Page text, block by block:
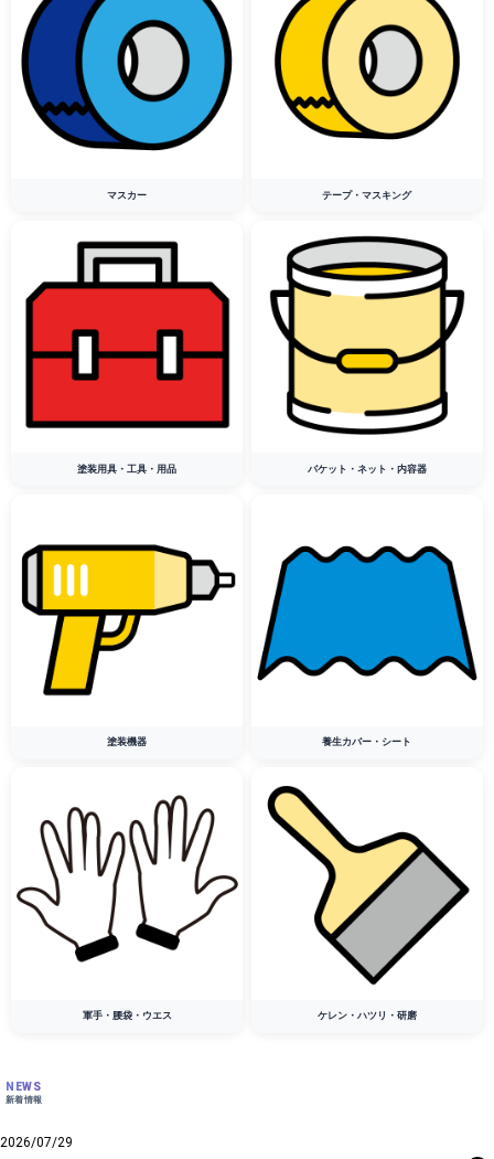
マスカー テープ・マスキング
塗装用具・工具・用品 バケット・ネット・内容器
塗装機器 養生カバー・シート
軍手・腰袋・ウエス ケレン・ハツリ・研磨
NEWS
新着情報
2026/07/29